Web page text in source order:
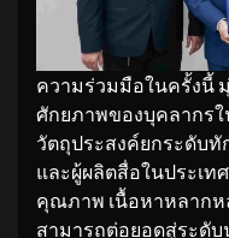
ความร่วมมือในครั้งนี้
ศักยภาพของบุคลากรใ
วัตถุประสงค์ยกระดับ
และผู้ผลิตสื่อในประเท
คุณภาพ เนื้อหาหลากห
สามารถต่อยอดสู่ระดับ